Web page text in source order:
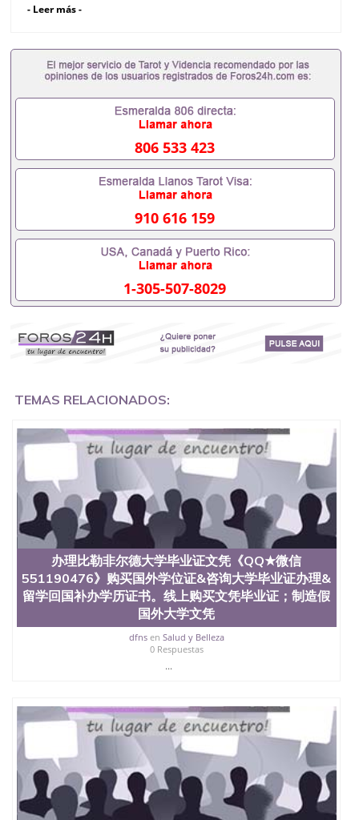
国证明办理留信网认证办理留服认证办理学历认证办
办理澳洲文凭办理英国文凭办理加拿大文凭办理德国
文凭 一、快速办理材料： 1、毕业证+成绩单+留学回
国人员证明+教育部认证,录取通知书，雅思。（全套
交代）； 2、雅思、托福，OFFER，在读证明，学生
卡等留学相关材料（申请学校、转学，甚至是申请工
理，毕业证成绩单，学校，专业，学位，毕业时间都
可以根据客户要求安排。 国内找工作假的毕业证可以
用吗551190476假的毕业证成绩单可以办学历认证吗
551190476要定居国外需要办理什么材料551190476
入职事业单位/国企假的毕业证会查吗551190476入职
国企/事业单位需要些什么材料551190476办理假毕业
证在国内能用吗, 挂科拿不到毕业证怎么办, 毕业证丢
了怎么办, 没有正常毕业怎么办理毕业证,没毕业可以
办学历认证吗,您是否因为中途辍学、挂科而没有正常
毕业551190476您是否因为递交材料不齐而被拒之门
外551190476您是否因没正常毕业而导致回国得不到
怎么办551190476找工作没有文凭怎么办,怎么办理本
科/研究生文凭551190476如何办理本科/硕士毕业证
551190476国外大学文凭可以打工作吗551190476怎
证551190476哪里可以办理澳洲毕业证551190476留
学生在哪里可以买假毕业证551190476哪里可以办理
加拿大毕业证551190476申请学校办理假的毕业证成
绩单可以吗551190476哪里可以办理水印成绩单
551190476哪里可以修改成绩单GPA分数551190476
假毕业证能查出来吗551190476假文凭网上能查到吗
551190476 如何拿到国外毕业证QQ微信551190476办
假大学毕业证QQ微信551190476国外毕业证去哪认证
QQ微信551190476找毕业证封皮QQ微信551190476国
外毕业证外壳定制QQ微信551190476快速代办国外毕
业证QQ微信551190476快速拿到国外文凭QQ微信
551190476国外留学文凭认证QQ微信551190476国外
文凭回国认证QQ微信551190476泰国文凭办理QQ微
信551190476法国留学回国证明QQ微信551190476 国
外烫金照片QQ微信551190476外国文凭在中国有用吗
QQ微信551190476德国留学回国证明QQ微信
551190476爱尔兰留学回国证明QQ微信551190476国
551190476国外本科毕业证怎么办理QQ微信
551190476国外大学文凭真制作QQ微信551190476办
国外文凭可找工作QQ微信551190476国外大学有毕业
证QQ微信551190476办理国外毕业证价格QQ微信
551190476国外编号查询QQ微信551190476办理国外
文凭要交定金吗QQ微信551190476办国外可查文凭
QQ微信551190476网上购买真文凭可信吗QQ微信
- Leer más -
806 533 423
910 616 159
1-305-507-8029
TEMAS RELACIONADOS:
办理比勒非尔德大学毕业证文凭《QQ★微信
551190476》购买国外学位证&咨询大学毕业证办理&
留学回国补办学历证书。线上购买文凭毕业证；制造假
国外大学文凭
dfnsen Salud y Belleza
0 Respuestas
...